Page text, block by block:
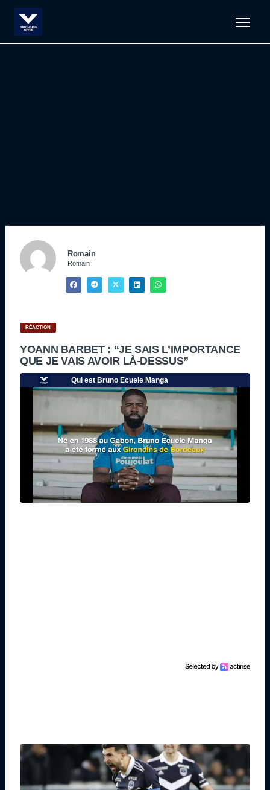
Romain
Romain
RÉACTION
YOANN BARBET : “JE SAIS L’IMPORTANCE
QUE JE VAIS AVOIR LÀ-DESSUS”